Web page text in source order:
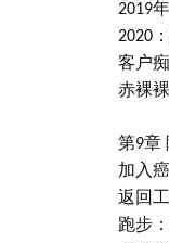
2019
2020
客户
赤裸
第9章
加入
返回
跑步